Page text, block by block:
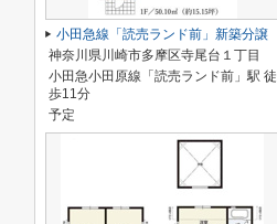
小田急線「読売ランド前」新築分譲
神奈川県川崎市多摩区寺尾台１丁目
小田急小田原線「読売ランド前」駅 徒
歩11分
予定